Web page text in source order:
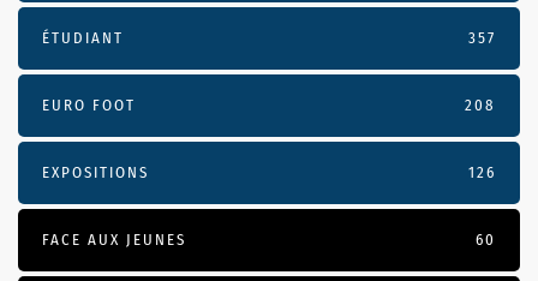
ÉTUDIANT 357
EURO FOOT 208
EXPOSITIONS 126
FACE AUX JEUNES 60